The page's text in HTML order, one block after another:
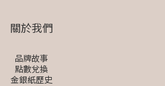
關於我們
品牌故事
點數兌換
金銀紙歷史